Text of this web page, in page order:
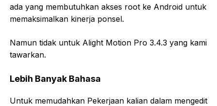
ada yang membutuhkan akses root ke Android untuk
memaksimalkan kinerja ponsel.
Namun tidak untuk Alight Motion Pro 3.4.3 yang kami
tawarkan.
Lebih Banyak Bahasa
Untuk memudahkan Pekerjaan kalian dalam mengedit